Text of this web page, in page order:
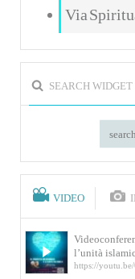
Via
SEARCH WIDGET
VIDEO
l’unità
https://